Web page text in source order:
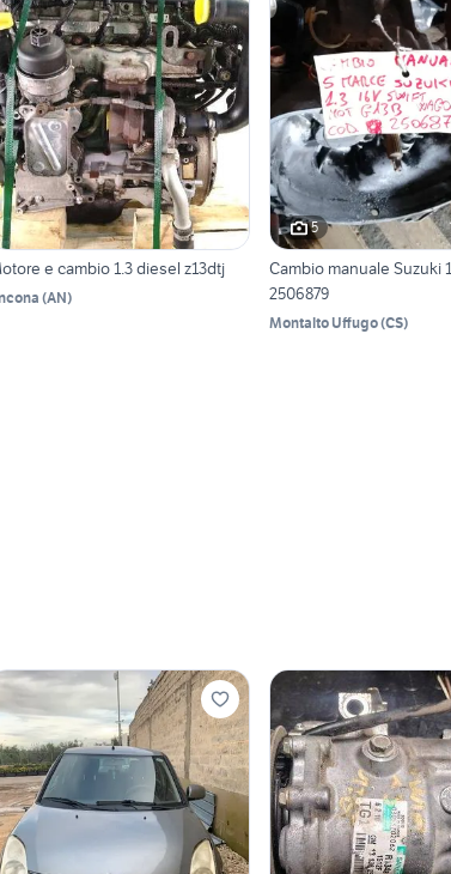
e cambio 1.3 diesel z13dtj
(AN)
5
Cambio manuale Suzuki
2506879
Montalto Uffugo(CS)